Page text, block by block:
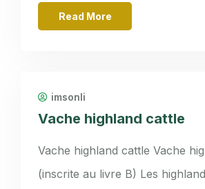
Read More
imsonli
Vache highland cattle
Vache highland cattle Vache
(inscrite au livre B) Les